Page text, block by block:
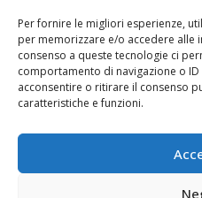
Per fornire le migliori esperienze,
per memorizzare e/o accedere alle
consenso a queste tecnologie ci
comportamento di navigazione o
acconsentire o ritirare il consenso
caratteristiche e funzioni.
CONTATTI
Via R. Giuliani 70/c Rosso,
+39 055 4289002 / +39 392
info@consolestation.it
P.Iva 04990180483